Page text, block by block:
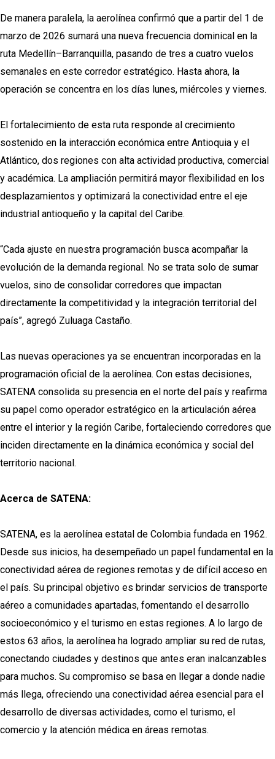
De manera paralela, la aerolínea confirmó que a partir del 1 de
marzo de 2026 sumará una nueva frecuencia dominical en la
ruta Medellín–Barranquilla, pasando de tres a cuatro vuelos
semanales en este corredor estratégico. Hasta ahora, la
operación se concentra en los días lunes, miércoles y viernes.
El fortalecimiento de esta ruta responde al crecimiento
sostenido en la interacción económica entre Antioquia y el
Atlántico, dos regiones con alta actividad productiva, comercial
y académica. La ampliación permitirá mayor flexibilidad en los
desplazamientos y optimizará la conectividad entre el eje
industrial antioqueño y la capital del Caribe.
“Cada ajuste en nuestra programación busca acompañar la
evolución de la demanda regional. No se trata solo de sumar
vuelos, sino de consolidar corredores que impactan
directamente la competitividad y la integración territorial del
país”, agregó Zuluaga Castaño.
Las nuevas operaciones ya se encuentran incorporadas en la
programación oficial de la aerolínea. Con estas decisiones,
SATENA consolida su presencia en el norte del país y reafirma
su papel como operador estratégico en la articulación aérea
entre el interior y la región Caribe, fortaleciendo corredores que
inciden directamente en la dinámica económica y social del
territorio nacional.
Acerca de SATENA:
SATENA, es la aerolínea estatal de Colombia fundada en 1962.
Desde sus inicios, ha desempeñado un papel fundamental en la
conectividad aérea de regiones remotas y de difícil acceso en
el país. Su principal objetivo es brindar servicios de transporte
aéreo a comunidades apartadas, fomentando el desarrollo
socioeconómico y el turismo en estas regiones. A lo largo de
estos 63 años, la aerolínea ha logrado ampliar su red de rutas,
conectando ciudades y destinos que antes eran inalcanzables
para muchos. Su compromiso se basa en llegar a donde nadie
más llega, ofreciendo una conectividad aérea esencial para el
desarrollo de diversas actividades, como el turismo, el
comercio y la atención médica en áreas remotas.